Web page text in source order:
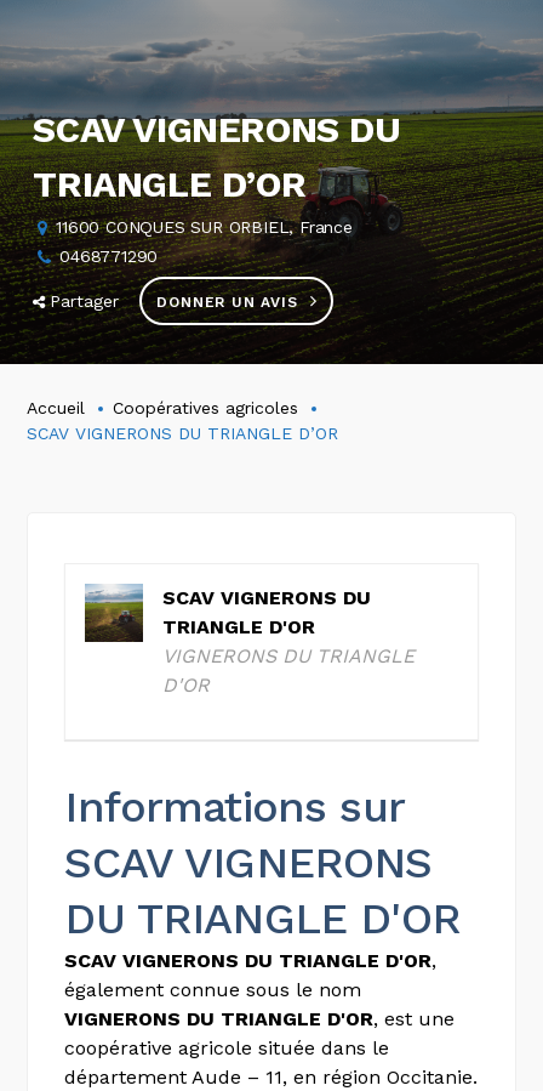
SCAV VIGNERONS DU
TRIANGLE D’OR
11600 CONQUES SUR ORBIEL, France
0468771290
Partager DONNER UN AVIS
Accueil
Coopératives agricoles
SCAV VIGNERONS DU TRIANGLE D’OR
SCAV VIGNERONS DU
TRIANGLE D'OR
VIGNERONS DU TRIANGLE
D'OR
Informations sur
SCAV VIGNERONS
DU TRIANGLE D'OR
SCAV VIGNERONS DU TRIANGLE D'OR,
également connue sous le nom
VIGNERONS DU TRIANGLE D'OR, est une
coopérative agricole située dans le
département Aude – 11, en région Occitanie.